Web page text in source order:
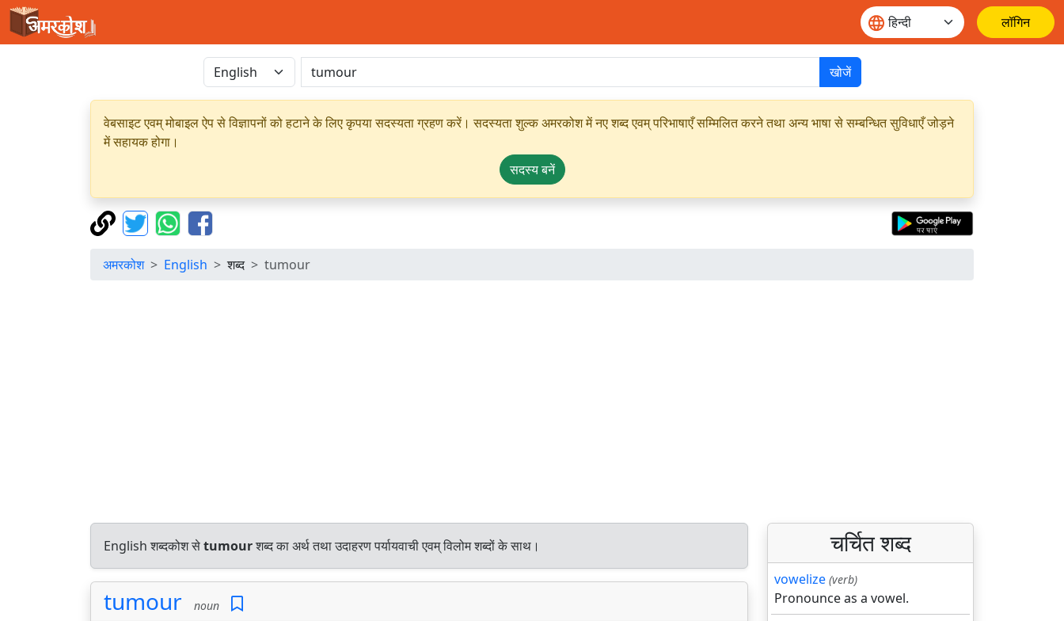
लॉगिन
खोजें
वेबसाइट एवम् मोबाइल ऐप से विज्ञापनों को हटाने के लिए कृपया सदस्यता ग्रहण करें। सदस्यता शुल्क अमरकोश में नए शब्द एवम् परिभाषाएँ सम्मिलित करने तथा अन्य भाषा से सम्बन्धित सुविधाएँ जोड़ने
में सहायक होगा।
सदस्य बनें
अमरकोश English शब्द tumour
English शब्दकोश सेtumourशब्द का अर्थ तथा उदाहरण पर्यायवाची एवम् विलोम शब्दों के साथ।
tumour noun
चर्चित शब्द
vowelize (verb)
Pronounce as a vowel.